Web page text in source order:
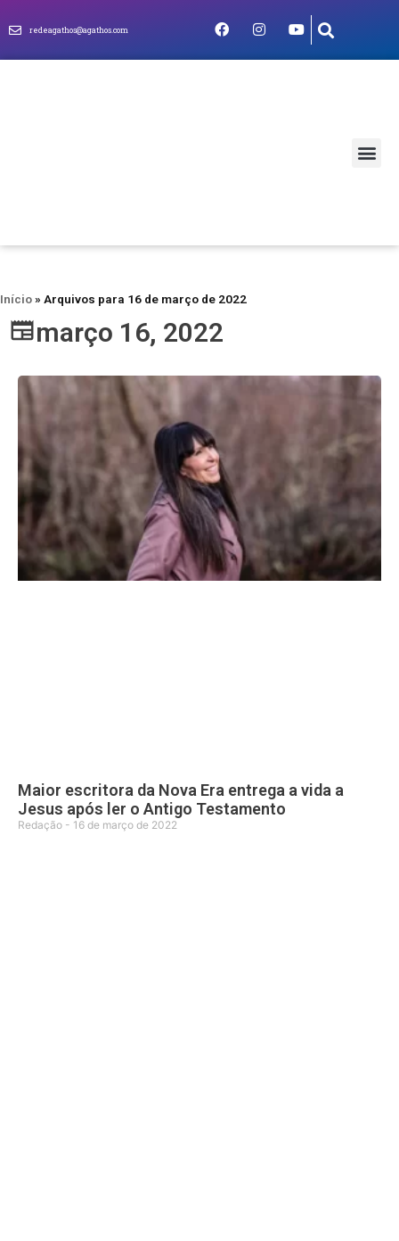
redeagathos@agathos.com
Início» Arquivos para 16 de março de 2022
março 16, 2022
Maior escritora da Nova Era entrega a vida a
Jesus após ler o Antigo Testamento
Redação 16 de março de 2022